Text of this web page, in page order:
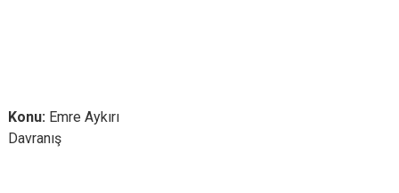
Konu: Emre Aykırı
Davranış